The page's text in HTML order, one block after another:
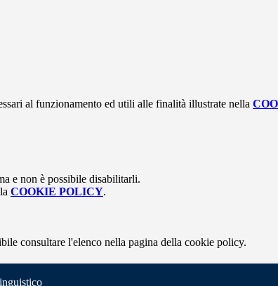
al funzionamento ed utili alle finalità illustrate nella
e non è possibile disabilitarli.
COOKIE POLICY.
consultare l'elenco nella pagina della cookie policy.